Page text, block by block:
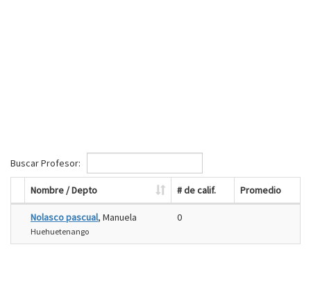
Buscar Profesor:
Nombre / Depto # de calif. Promedio
Nolasco pascual, Manuela
Huehuetenango
0